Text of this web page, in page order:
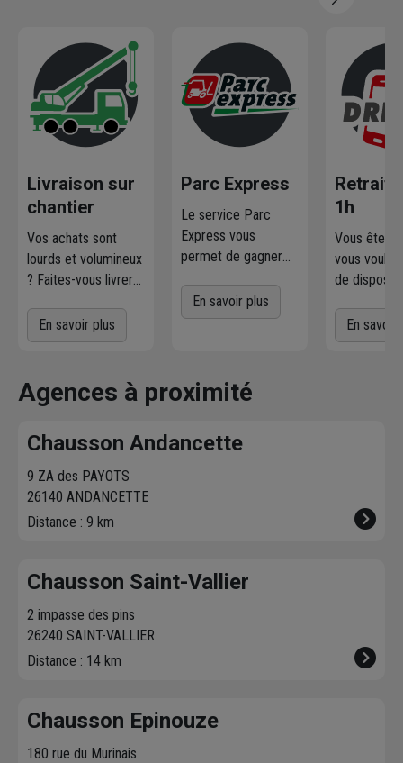
Livraison sur
chantier
Vos achats sont
lourds et volumineux
? Faites-vous livrer
voulez! L'agence
Chausson qui
vous contacte pour
fixer le meilleur
livraison. Bonus :
Nous livrons jusqu'au
7ème étage.
En savoir plus
Parc Express
Le service Parc
Express vous
permet de gagner
simplicité. Profitez
d'un service
magasiniers pour
vos achats courants.
En savoir plus
Retrait
1h
Vous êtes
vous
de
En savoir
Agences à proximité
Chausson Andancette
9 ZA des PAYOTS
26140 ANDANCETTE
Distance : 9 km
Chausson Saint-Vallier
2 impasse des pins
26240 SAINT-VALLIER
Distance : 14 km
Chausson Epinouze
180 rue du Murinais